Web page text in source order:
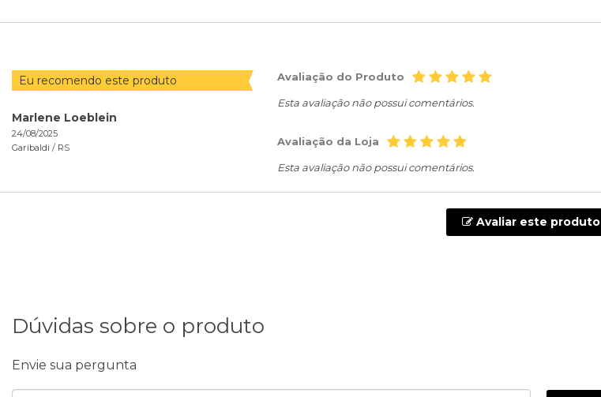
Eu recomendo este produto
Marlene Loeblein
24/08/2025
Garibaldi / RS
Avaliação do Produto
Esta avaliação não possui comentários.
Avaliação da Loja
Esta avaliação não possui comentários.
Avaliar este produto
Dúvidas sobre o produto
Envie sua pergunta